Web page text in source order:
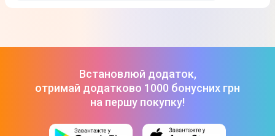
Встановлюй додаток,
отримай додатково 1000 бонусних грн
на першу покупку!